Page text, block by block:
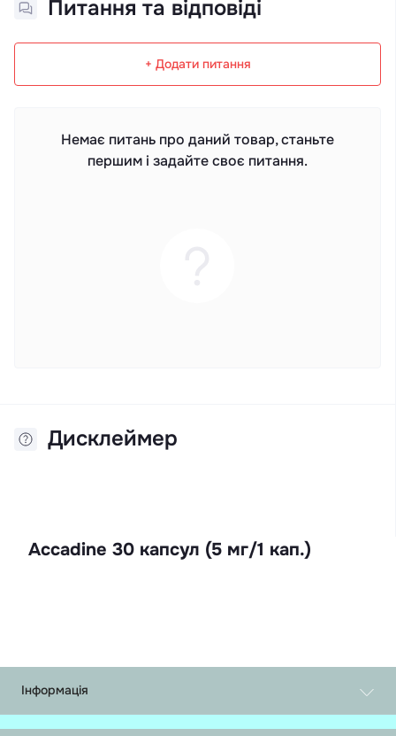
Питання та відповіді
+ Додати питання
Немає питань про даний товар, станьте
першим і задайте своє питання.
Дисклеймер
Accadine 30 капсул (5 мг/1 кап.)
Інформація
Обмін і повернення